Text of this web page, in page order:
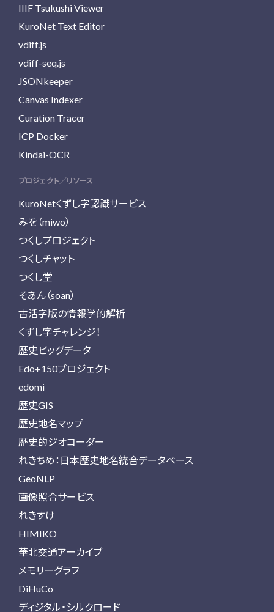
IIIF Tsukushi Viewer
KuroNet Text Editor
vdiff.js
vdiff-seq.js
JSONkeeper
Canvas Indexer
Curation Tracer
ICP Docker
Kindai-OCR
プロジェクト／リソース
KuroNetくずし字認識サービス
みを（miwo）
つくしプロジェクト
つくしチャット
つくし堂
そあん（soan）
古活字版の情報学的解析
くずし字チャレンジ！
歴史ビッグデータ
Edo+150プロジェクト
edomi
歴史GIS
歴史地名マップ
歴史的ジオコーダー
れきちめ：日本歴史地名統合データベース
GeoNLP
画像照合サービス
れきすけ
HIMIKO
華北交通アーカイブ
メモリーグラフ
DiHuCo
ディジタル・シルクロード